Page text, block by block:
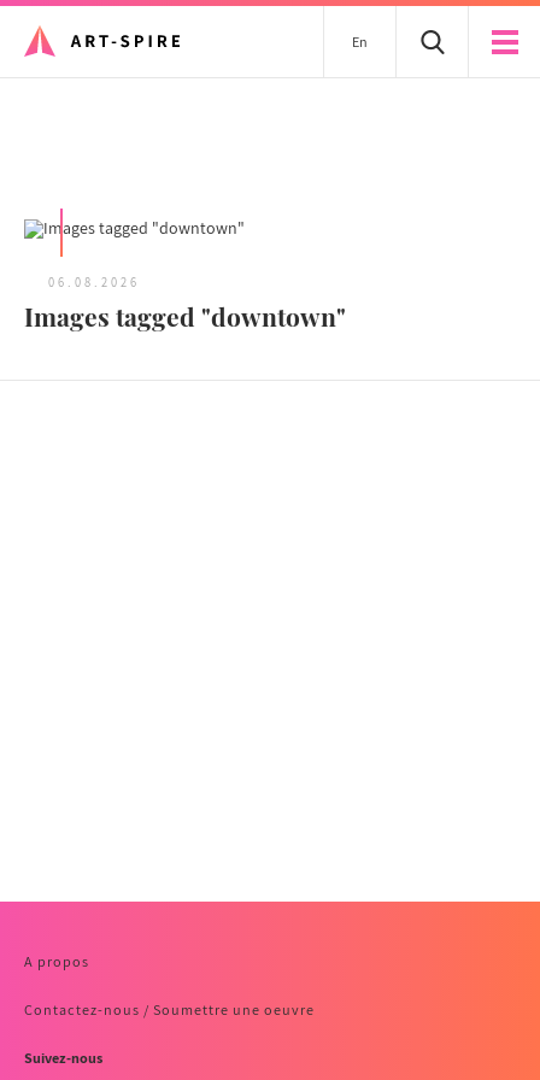
En
06.08.2026
Images tagged "downtown"
A propos
Contactez-nous / Soumettre une oeuvre
Suivez-nous